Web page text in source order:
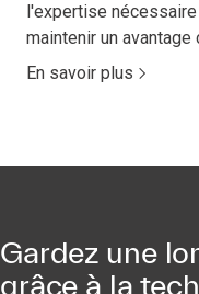
l'expertise
maintenir un avantage
En savoir plus
Gardez une
grâce à la